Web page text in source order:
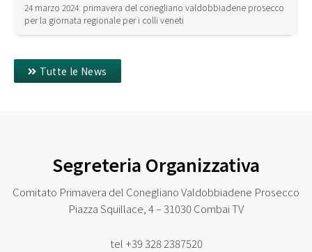
24 marzo 2024: primavera del conegliano valdobbiadene prosecco
per la giornata regionale per i colli veneti
Tutte le News
Segreteria Organizzativa
Comitato Primavera del Conegliano Valdobbiadene Prosecco
Piazza Squillace, 4 – 31030 Combai TV
tel +39 328 2387520